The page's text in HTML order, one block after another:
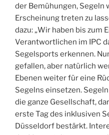
der Bemühungen, Segeln
Erscheinung treten zu
dazu: „Wir haben bis zum
Verantwortlichen im IPC
Segelsports erkennen.
gefallen, aber natürlich
Ebenen weiter für eine
Segelns einsetzen.
die ganze Gesellschaft,
erste Tag des inklusiven
Düsseldorf bestärkt.